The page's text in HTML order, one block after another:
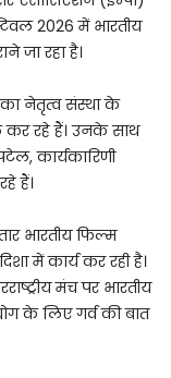
2026 में भारतीय
जा रहा है।
का नेतृत्व संस्था के
कर रहे हैं। उनके साथ
कार्यकारिणी
हैं।
भारतीय फिल्म
में कार्य कर रही है।
मंच पर भारतीय
के लिए गर्व की बात